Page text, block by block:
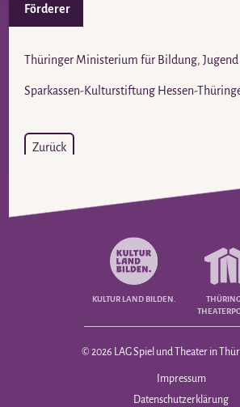
Förderer
Thüringer Ministerium für Bildung,
Sparkassen-Kulturstiftung Hessen-
Zurück
KULTUR LAND BILDEN.
© 2026 LAG Spiel und Theater in
Navigation
überspringen
Impressum
Datenschutzerklärung